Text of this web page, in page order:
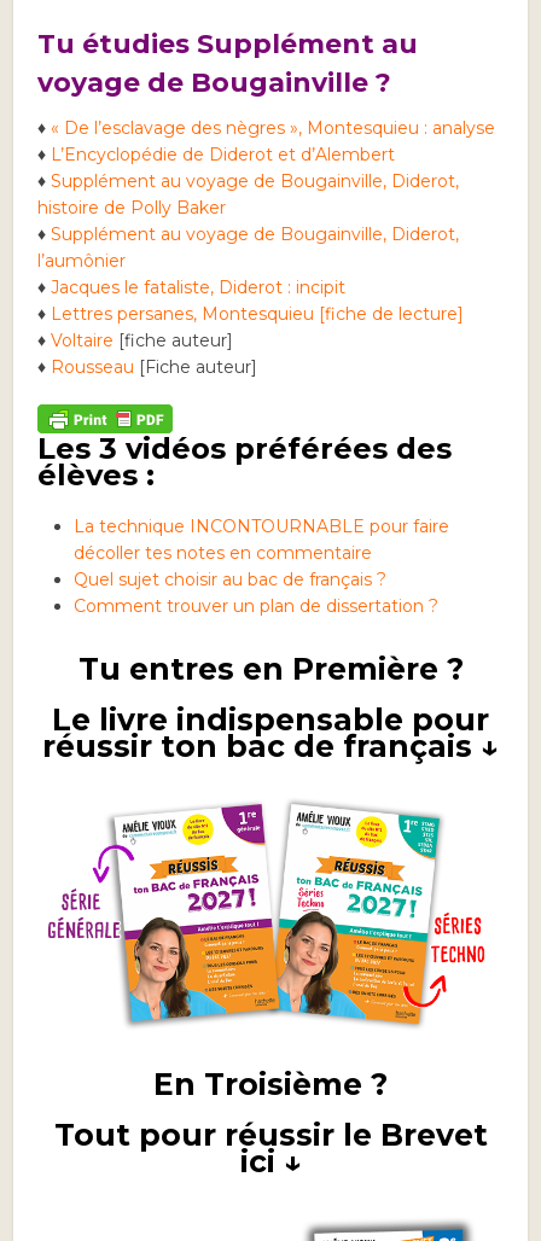
Tu étudies Supplément au
voyage de Bougainville ?
♦ « De l’esclavage des nègres », Montesquieu : analyse
♦ L’Encyclopédie de Diderot et d’Alembert
♦Supplément au voyage de Bougainville, Diderot,
histoire de Polly Baker
♦Supplément au voyage de Bougainville, Diderot,
l’aumônier
♦Jacques le fataliste, Diderot : incipit
♦ Lettres persanes, Montesquieu [fiche de lecture]
♦Voltaire [fiche auteur]
♦ Rousseau [Fiche auteur]
Les 3 vidéos préférées des
élèves :
La technique INCONTOURNABLE pour faire
décoller tes notes en commentaire
Quel sujet choisir au bac de français ?
Comment trouver un plan de dissertation ?
Tu entres en Première ?
Le livre indispensable pour
réussir ton bac de français ↓
En Troisième ?
Tout pour réussir le Brevet
ici ↓